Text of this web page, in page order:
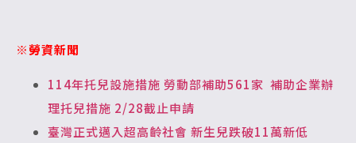
※勞資新聞
114年托兒設施措施 勞動部補助561家 補助企業辦
理托兒措施 2/28截止申請
臺灣正式邁入超高齡社會 新生兒跌破11萬新低